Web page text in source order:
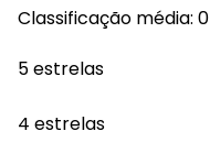
Classificação média: 0
5 estrelas
4 estrelas